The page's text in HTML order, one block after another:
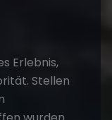
Erlebnis,
Stellen